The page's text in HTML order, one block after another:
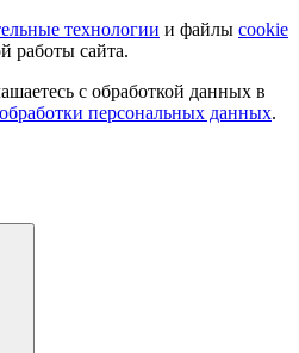
технологии и файлы cookie
работы сайта.
с обработкой данных в
персональных данных.